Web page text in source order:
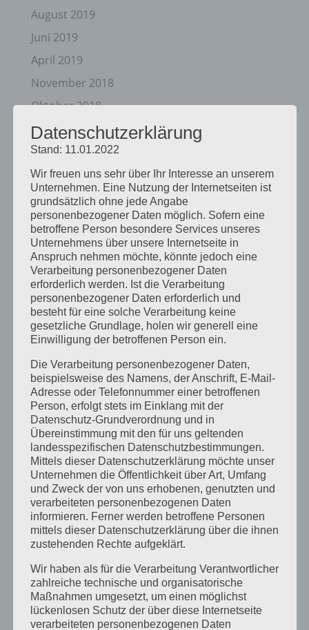
August 2019
Juni 2019
April 2019
November 2018
Oktober 2018
August 2018
Juli 2018
Mai 2018
April 2018
August 2017
Juli 2017
Juni 2017
August 2016
Juli 2016
November 2015
September 2015
August 2015
Juli 2015
Mai 2015
April 2015
August 2014
Juli 2014
Juni 2014
Januar 2014
August 2013
Juli 2013
Juni 2013
Datenschutzerklärung
Stand: 11.01.2022
Wir freuen uns sehr über Ihr Interesse an unserem
Unternehmen. Eine Nutzung der Internetseiten ist
grundsätzlich ohne jede Angabe
personenbezogener Daten möglich. Sofern eine
betroffene Person besondere Services unseres
Unternehmens über unsere Internetseite in
Anspruch nehmen möchte, könnte jedoch eine
Verarbeitung personenbezogener Daten
erforderlich werden. Ist die Verarbeitung
personenbezogener Daten erforderlich und
besteht für eine solche Verarbeitung keine
gesetzliche Grundlage, holen wir generell eine
Einwilligung der betroffenen Person ein.
Die Verarbeitung personenbezogener Daten,
beispielsweise des Namens, der Anschrift, E-Mail-
Adresse oder Telefonnummer einer betroffenen
Person, erfolgt stets im Einklang mit der
Datenschutz-Grundverordnung und in
Übereinstimmung mit den für uns geltenden
landesspezifischen Datenschutzbestimmungen.
Mittels dieser Datenschutzerklärung möchte unser
Unternehmen die Öffentlichkeit über Art, Umfang
und Zweck der von uns erhobenen, genutzten und
verarbeiteten personenbezogenen Daten
informieren. Ferner werden betroffene Personen
mittels dieser Datenschutzerklärung über die ihnen
zustehenden Rechte aufgeklärt.
Wir haben als für die Verarbeitung Verantwortlicher
zahlreiche technische und organisatorische
Maßnahmen umgesetzt, um einen möglichst
lückenlosen Schutz der über diese Internetseite
verarbeiteten personenbezogenen Daten